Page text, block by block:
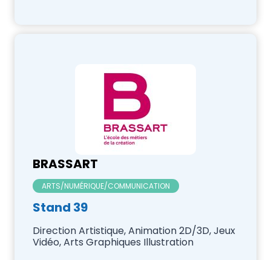
BRASSART
ARTS/NUMÉRIQUE/COMMUNICATION
Stand 39
Direction Artistique, Animation 2D/3D, Jeux
Vidéo, Arts Graphiques Illustration